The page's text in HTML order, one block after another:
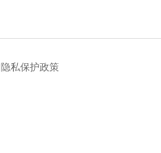
隐私保护政策